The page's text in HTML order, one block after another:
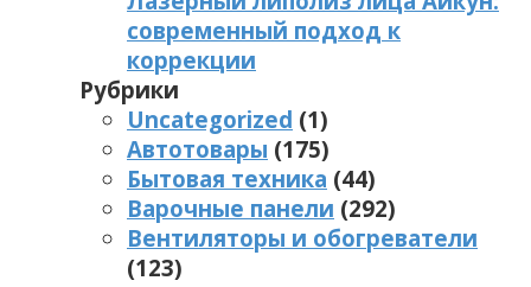
современный подход к
коррекции
Рубрики
Uncategorized (1)
Автотовары (175)
Бытовая техника (44)
Варочные панели (292)
Вентиляторы и обогреватели
(123)